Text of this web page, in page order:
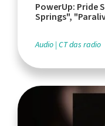
PowerUp: Pride
Springs",
Audio CT das radio